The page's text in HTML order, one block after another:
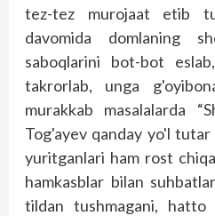
tez-tez murojaat etib
davomida domlaning
saboqlarini bot-bot
takrorlab, unga
murakkab masalalarda
Tog'ayev qanday yo'l tutar
yuritganlari ham rost
hamkasblar bilan
tildan tushmagani, hatto